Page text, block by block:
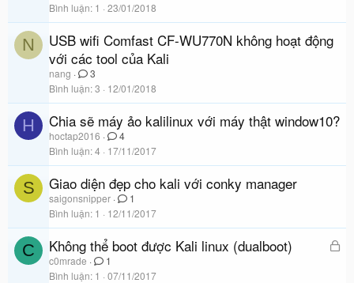
Bình luận 1 23/01/2018
N
USB wifi Comfast CF-WU770N không hoạt động
với các tool của Kali
nang
3
Bình luận 3 12/01/2018
H Chia sẽ máy ảo kalilinux với máy thật window10?
hoctap2016
4
Bình luận 4 17/11/2017
S Giao diện đẹp cho kali với conky manager
saigonsnipper
1
Bình luận 1 12/11/2017
C
Đ
Không thể boot được Kali linux (dualboot)
c0mrade
1
Bình luận 1 07/11/2017